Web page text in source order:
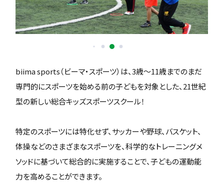
biima sports（ビーマ・スポーツ）は、3歳〜11歳までのまだ
専門的にスポーツを始める前の子どもを対象とした、21世紀
型の新しい総合キッズスポーツスクール！
特定のスポーツには特化せず、サッカーや野球、バスケット、
体操などのさまざまなスポーツを、科学的なトレーニングメ
ソッドに基づいて総合的に実施することで、子どもの運動能
力を高めることができます。